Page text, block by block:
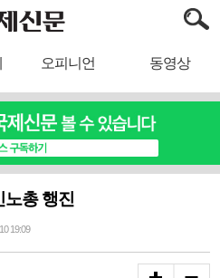
오피니언 동영상
노총 행진
19:09